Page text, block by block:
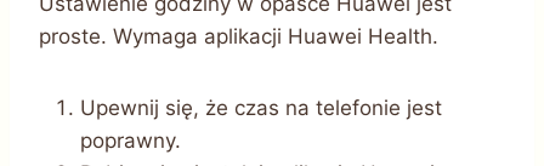
proste. Wymaga aplikacji Huawei Health.
Upewnij się, że czas na telefonie jest
poprawny.